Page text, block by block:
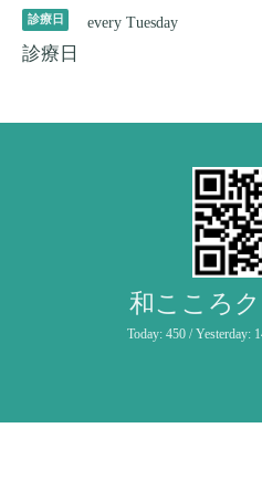
診療日 every Tuesday
診療日
和こころ
Today: 450/ Yesterday: